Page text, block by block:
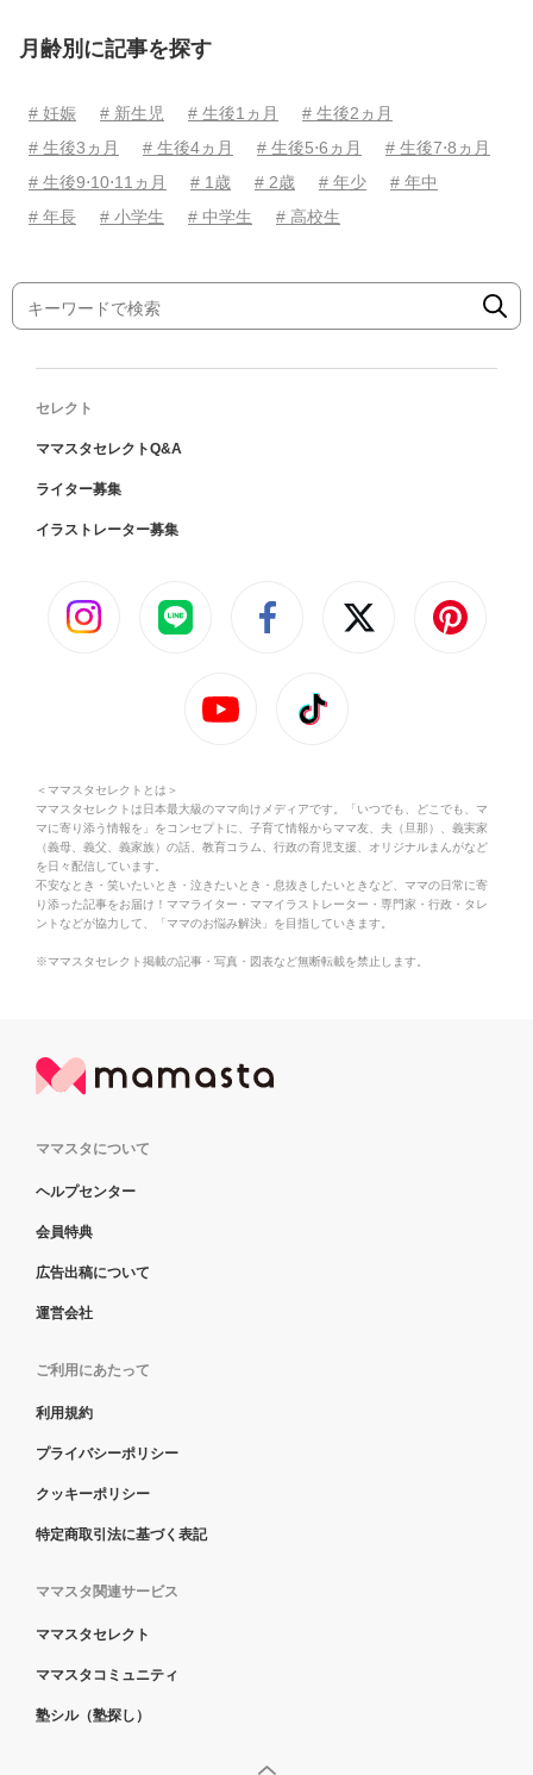
月齢別に記事を探す
# 妊娠 # 新生児 # 生後1ヵ月
# 生後2ヵ月
# 生後3ヵ月
# 生後4ヵ月 # 生後5⋅6ヵ月
# 生後7⋅8ヵ月
# 生後9⋅10⋅11ヵ月
# 1歳 # 2歳 # 年少
# 年中
# 年長
# 小学生 # 中学生 # 高校生
セレクト
ママスタセレクトQ&A
ライター募集
イラストレーター募集
＜ママスタセレクトとは＞
ママスタセレクトは日本最大級のママ向けメディアです。「いつでも、どこでも、マ
マに寄り添う情報を」をコンセプトに、子育て情報からママ友、夫（旦那）、義実家
（義母、義父、義家族）の話、教育コラム、行政の育児支援、オリジナルまんがなど
を日々配信しています。
不安なとき・笑いたいとき・泣きたいとき・息抜きしたいときなど、ママの日常に寄
り添った記事をお届け！ママライター・ママイラストレーター・専門家・行政・タレ
ントなどが協力して、「ママのお悩み解決」を目指していきます。
※ママスタセレクト掲載の記事・写真・図表など無断転載を禁止します。
ママスタについて
ヘルプセンター
会員特典
広告出稿について
運営会社
ご利用にあたって
利用規約
プライバシーポリシー
クッキーポリシー
特定商取引法に基づく表記
ママスタ関連サービス
ママスタセレクト
ママスタコミュニティ
塾シル（塾探し）